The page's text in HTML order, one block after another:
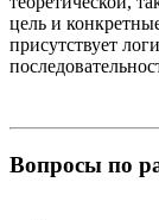
цель и
присутствует
Вопросы по